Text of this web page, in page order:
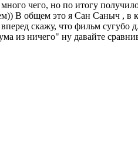
чего, но по итогу
В общем это я Сан Саныч , в
скажу, что фильм сугубо
из ничего" ну давайте